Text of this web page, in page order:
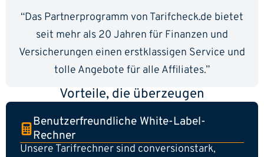
“Das Partnerprogramm von Tarifcheck.de bietet
seit mehr als 20 Jahren für Finanzen und
Versicherungen einen erstklassigen Service und
tolle Angebote für alle Affiliates.”
Vorteile, die überzeugen
Benutzerfreundliche White-Label-
Rechner
Unsere Tarifrechner sind conversionstark,